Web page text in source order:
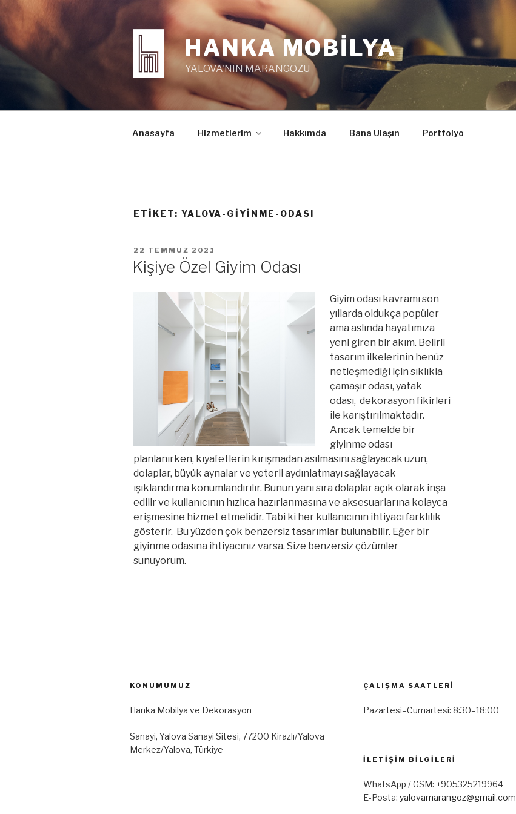
İçeriğe
geç
HANKA MOBİLYA
YALOVA'NIN MARANGOZU
Anasayfa Hizmetlerim Hakkımda Bana Ulaşın Portfolyo
ETIKET: YALOVA-GIYINME-ODASI
YAYIM
22 TEMMUZ 2021
Kişiye Özel Giyim Odası
Giyim odası kavramı son
yıllarda oldukça popüler
ama aslında hayatımıza
yeni giren bir akım. Belirli
tasarım ilkelerinin henüz
netleşmediği için sıklıkla
çamaşır odası, yatak
odası, dekorasyon fikirleri
ile karıştırılmaktadır.
Ancak temelde bir
giyinme odası
planlanırken, kıyafetlerin kırışmadan asılmasını sağlayacak uzun,
dolaplar, büyük aynalar ve yeterli aydınlatmayı sağlayacak
ışıklandırma konumlandırılır. Bunun yanı sıra dolaplar açık olarak inşa
edilir ve kullanıcının hızlıca hazırlanmasına ve aksesuarlarına kolayca
erişmesine hizmet etmelidir. Tabi ki her kullanıcının ihtiyacı farklılık
gösterir. Bu yüzden çok benzersiz tasarımlar bulunabilir. Eğer bir
giyinme odasına ihtiyacınız varsa. Size benzersiz çözümler
sunuyorum.
KONUMUMUZ
Hanka Mobilya ve Dekorasyon
Sanayi, Yalova Sanayi Sitesi, 77200 Kirazlı/Yalova
Merkez/Yalova, Türkiye
ÇALIŞMA SAATLERI
Pazartesi–Cumartesi: 8:30–18:00
İLETIŞIM BILGILERI
WhatsApp / GSM: +905325219964
E-Posta: yalovamarangoz@gmail.com